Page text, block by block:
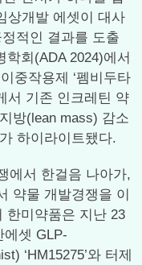
상개발 에셋이 대사
적인 결과를 도출
회(ADA 2024)에서
중작용제 ‘펨비두타
서 기존 인크레틴 약
방(lean mass) 감소
하이라이트됐다.
에서 한걸음 나아가,
약물 개발경쟁을 이
한미약품은 지난 23
에셋 GLP-
‘HM15275’와 터제